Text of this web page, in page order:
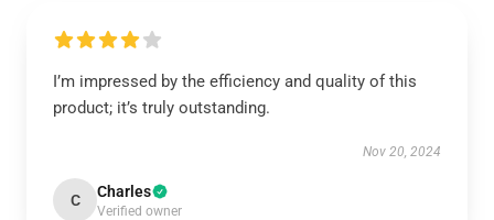
I’m impressed by the efficiency and quality of this
product; it’s truly outstanding.
Nov 20, 2024
C Charles
Verified owner